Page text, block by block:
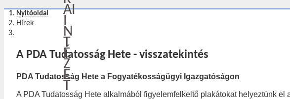
AI
I
N
T
É
Z
E
T
Nyitóoldal
Hírek
A PDA Tudatosság Hete - visszatekintés
PDA Tudatosság Hete a Fogyatékosságügyi Igazgatóságon
A PDA Tudatosság Hete alkalmából figyelemfelkeltő plakátokat helyeztünk